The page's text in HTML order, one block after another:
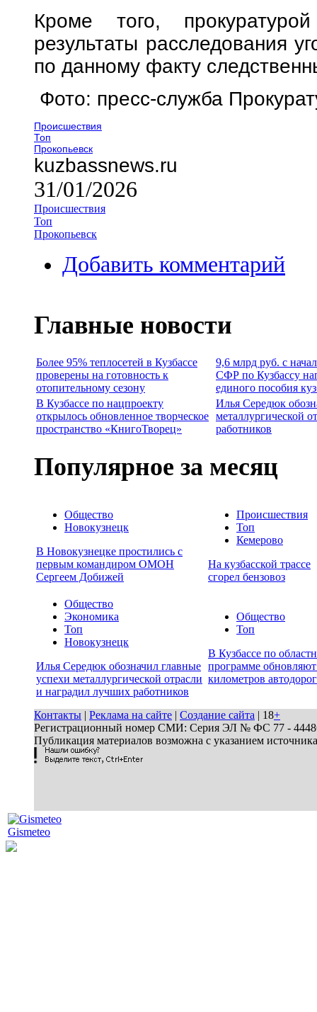
Кроме того,
результаты расследования
по данному факту
Фото: пресс-служба
Происшествия
Топ
Прокопьевск
kuzbassnews.ru
31/01/2026
Происшествия
Топ
Прокопьевск
Добавить комментарий
Главные новости
Более 95% теплосетей в Кузбассе
проверены на готовность к
отопительному сезону
9,6 млрд руб. с
СФР по Кузбассу
единого пособия
В Кузбассе по нацпроекту
открылось обновленное творческое
пространство «КнигоТворец»
Илья Середюк
металлургической
работников
Популярное за месяц
Общество
Новокузнецк
В Новокузнецке простились с
первым командиром ОМОН
Сергеем Добижей
Происшествия
Топ
Кемерово
На кузбасской трассе
сгорел бензовоз
Общество
Экономика
Топ
Новокузнецк
Илья Середюк обозначил главные
успехи металлургической отрасли
и наградил лучших работников
Общество
Топ
В Кузбассе по
программе
километров автодорог
Контакты | Реклама на сайте | Создание сайта | 18+
Регистрационный номер СМИ: Серия ЭЛ № ФС 77 - 44486
Публикация материалов возможна с указанием
Gismeteo